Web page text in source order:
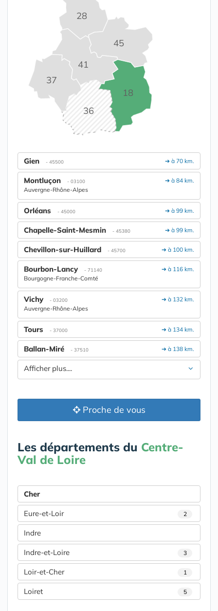
18
28
36
37
41
45
➔ à 70 km.
Gien - 45500
➔ à 84 km.
Montluçon - 03100
Auvergne-Rhône-Alpes
➔ à 99 km.
Orléans - 45000
➔ à 99 km.
Chapelle-Saint-Mesmin - 45380
➔ à 100 km.
Chevillon-sur-Huillard - 45700
➔ à 116 km.
Bourbon-Lancy - 71140
Bourgogne-Franche-Comté
➔ à 132 km.
Vichy - 03200
Auvergne-Rhône-Alpes
➔ à 134 km.
Tours - 37000
➔ à 138 km.
Ballan-Miré - 37510
Afficher plus....
Proche de vous
Les départements du Centre-
Val de Loire
Cher
Eure-et-Loir 2
Indre
Indre-et-Loire 3
Loir-et-Cher 1
Loiret 5